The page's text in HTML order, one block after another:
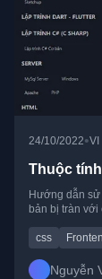
24/10/2022•VI
Thuộc
Hướng dẫn sử
bản bị tràn
css
Nguyễn